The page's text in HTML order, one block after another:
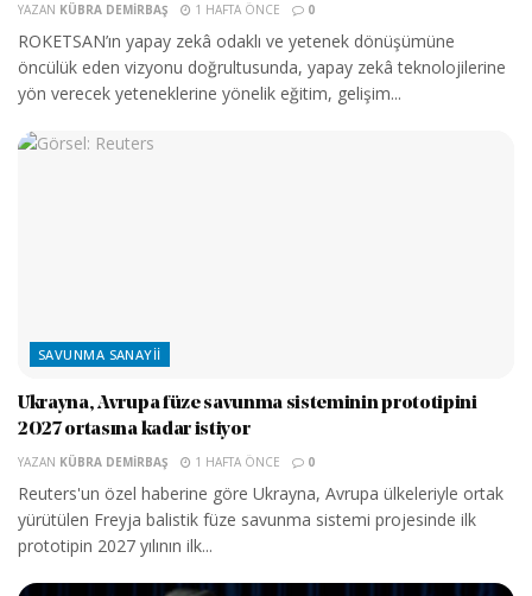
YAZAN KÜBRA DEMIRBAŞ 1 HAFTA ÖNCE 0
ROKETSAN’ın yapay zekâ odaklı ve yetenek dönüşümüne
öncülük eden vizyonu doğrultusunda, yapay zekâ teknolojilerine
yön verecek yeteneklerine yönelik eğitim, gelişim...
SAVUNMA SANAYII
Ukrayna, Avrupa füze savunma sisteminin prototipini
2027 ortasına kadar istiyor
YAZAN KÜBRA DEMIRBAŞ 1 HAFTA ÖNCE 0
Reuters'un özel haberine göre Ukrayna, Avrupa ülkeleriyle ortak
yürütülen Freyja balistik füze savunma sistemi projesinde ilk
prototipin 2027 yılının ilk...